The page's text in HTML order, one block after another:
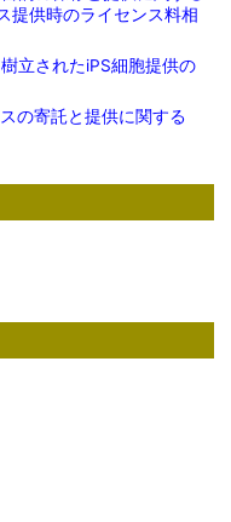
提供時のライセンス料相
立されたiPS細胞提供の
の寄託と提供に関する